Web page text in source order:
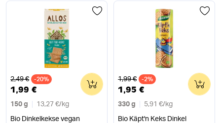
Alter Preis
2,49 € -20%
1,99 €
150 g 13,27 €/ kg
Bio Dinkelkekse vegan
0 Alter Preis
1,99 € -2%
1,95 €
330 g 5,91 €/ kg
Bio Käpt'n Keks Dinkel
0